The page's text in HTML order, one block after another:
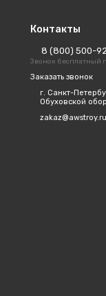
Контакты
8 (800) 500-
Звонок бесплатный
Заказать звонок
г. Санкт-
Обуховской
zakaz@awstroy.ru